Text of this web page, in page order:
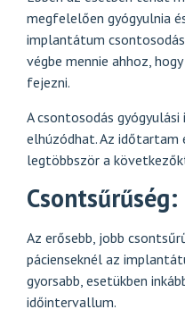
megfelelően gyógyulnia
implantátum
végbe mennie ahhoz,
fejezni.
A csontosodás
elhúzódhat. Az időtartam
legtöbbször a
Csontsűrűség:
Az erősebb, jobb
pácienseknél az
gyorsabb, esetükben
időintervallum.